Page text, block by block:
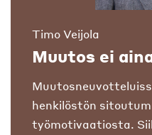
Timo Veijola
Muutos ei
henkilöstön
työmotivaatiosta.